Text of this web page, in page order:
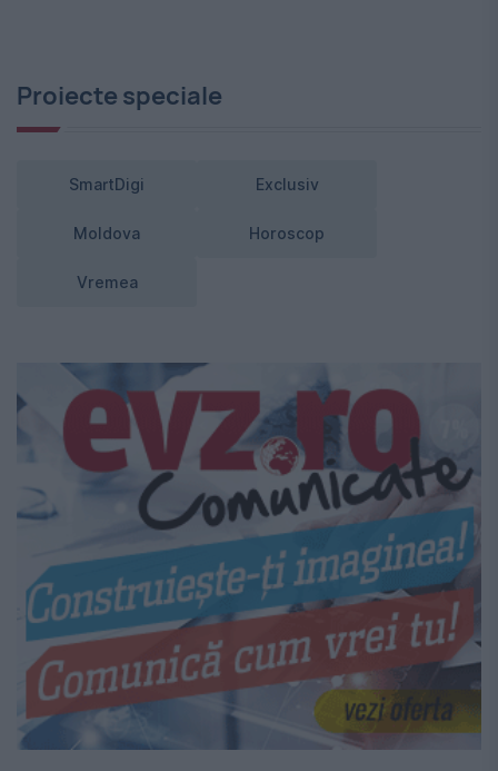
Proiecte speciale
SmartDigi Exclusiv
Moldova Horoscop
Vremea